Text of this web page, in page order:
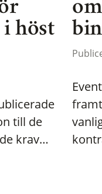
i höst
till de
krav…